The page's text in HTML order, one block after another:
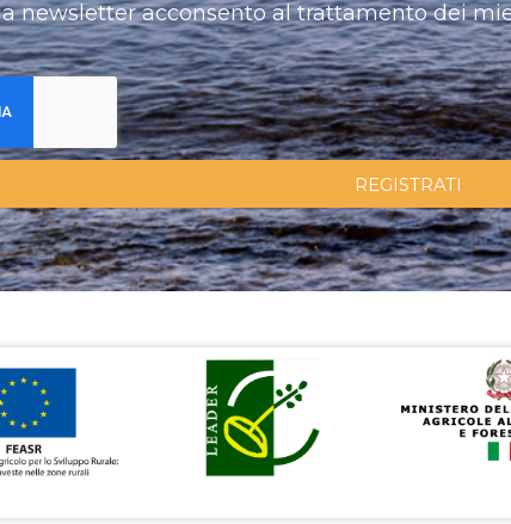
newsletter acconsento al trattamento dei
REGISTRATI